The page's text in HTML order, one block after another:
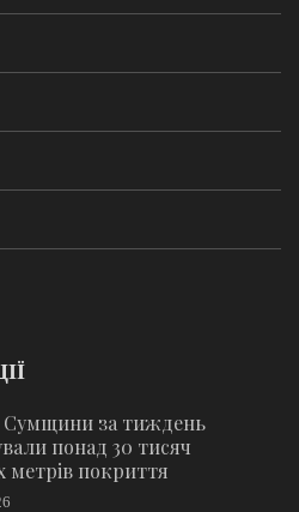
Сумщини за тиждень
понад 30 тисяч
метрів покриття